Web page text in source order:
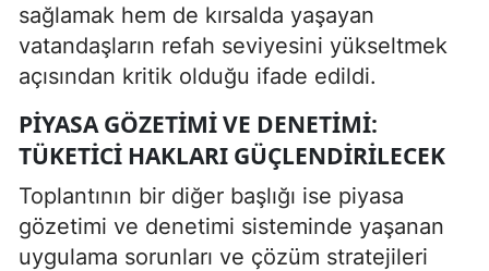
sağlamak hem de kırsalda yaşayan
vatandaşların refah seviyesini yükseltmek
açısından kritik olduğu ifade edildi.
PIYASA GÖZETIMI VE DENETIMI:
TÜKETICI HAKLARI GÜÇLENDIRILECEK
Toplantının bir diğer başlığı ise piyasa
gözetimi ve denetimi sisteminde yaşanan
uygulama sorunları ve çözüm stratejileri